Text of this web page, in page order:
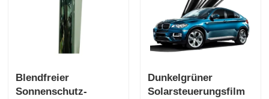
Blendfreier
Sonnenschutz-
Dunkelgrüner
Solarsteuerungsfilm